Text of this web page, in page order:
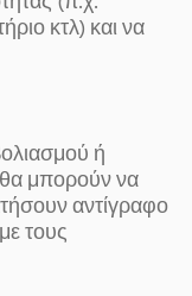
κτλ) και να
ή
μπορούν να
αντίγραφο
τους